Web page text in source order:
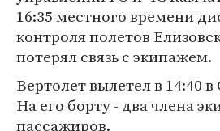
16:35 местного времени
контроля полетов
потерял связь с экипажем.
Вертолет вылетел в 14:40
На его борту - два члена
пассажиров.